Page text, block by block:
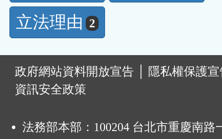
立法理由 2
政府網站資料開放宣告
隱私權保護
資訊安全政策
法務部本部：100204 台北市重慶南路